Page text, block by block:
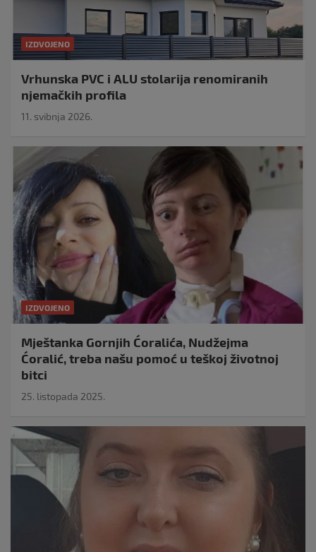
IZDVOJENO
Vrhunska PVC i ALU stolarija renomiranih
njemačkih profila
11. svibnja 2026.
IZDVOJENO
Mještanka Gornjih Ćoralića, Nudžejma
Ćoralić, treba našu pomoć u teškoj životnoj
bitci
25. listopada 2025.